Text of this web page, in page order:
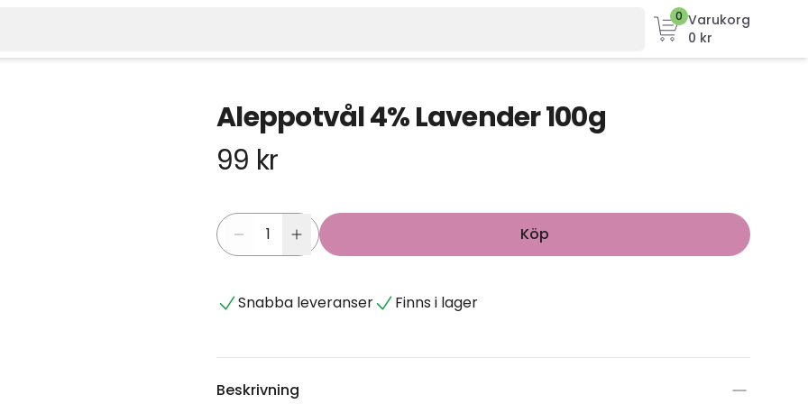
0 Varukorg
0 kr
Aleppotvål 4% Lavender 100g
99 kr
Köp
Snabba leveranser Finns i lager
Beskrivning